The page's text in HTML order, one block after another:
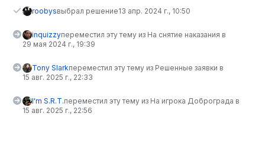
roobysвыбрал решение13 апр. 2024 г., 10:50
inquizzyпереместил эту тему из На снятие наказания в
29 мая 2024 г., 19:39
Tony Slarkпереместил эту тему из Решенные заявки в
15 авг. 2025 г., 22:33
I'm S.R.T.переместил эту тему из На игрока Доброграда в
15 авг. 2025 г., 22:56